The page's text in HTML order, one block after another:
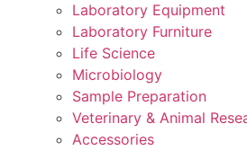
Laboratory Equipment
Laboratory Furniture
Life Science
Microbiology
Sample Preparation
Veterinary & Animal
Accessories